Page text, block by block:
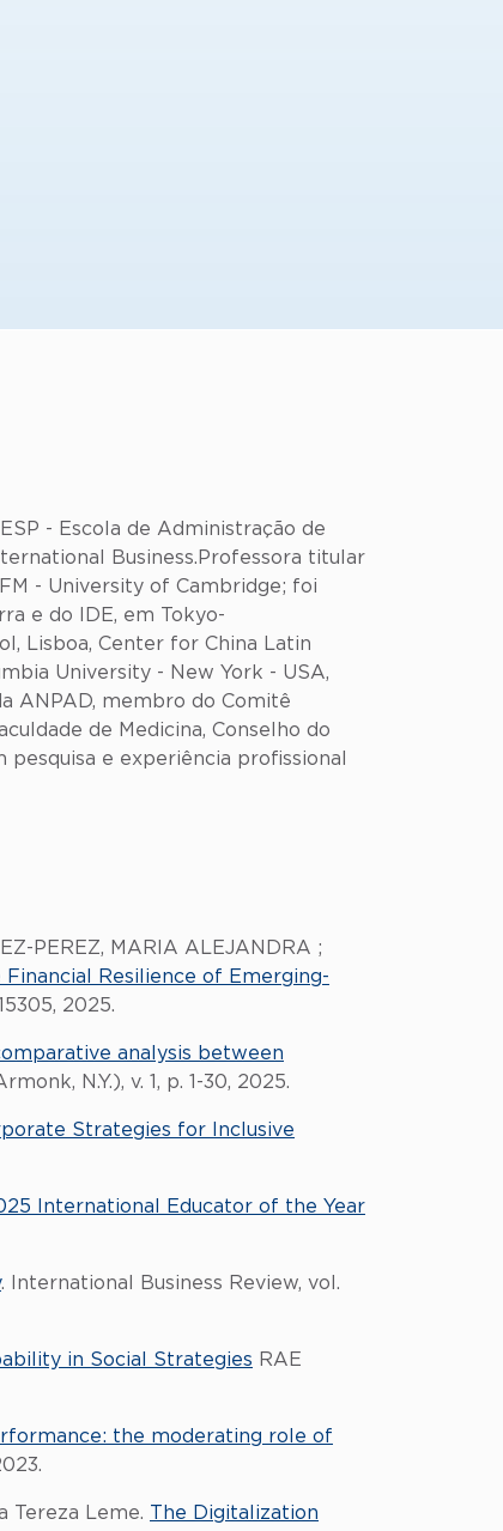
- Escola de Administração de
Business.Professora titular
- University of Cambridge; foi
e do IDE, em Tokyo-
Lisboa, Center for China Latin
University - New York - USA,
ANPAD, membro do Comitê
de Medicina, Conselho do
pesquisa e experiência profissional
PEREZ, MARIA ALEJANDRA ;
Resilience of Emerging-
2025.
analysis between
N.Y.), v. 1, p. 1-30, 2025.
Strategies for Inclusive
International Educator of the Year
. International Business Review, vol.
in Social Strategies RAE
the moderating role of
Tereza Leme. The Digitalization